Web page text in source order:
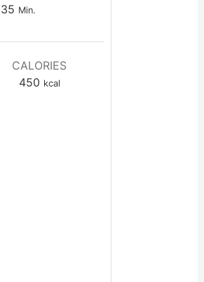
35 Min.
CALORIES
450 kcal